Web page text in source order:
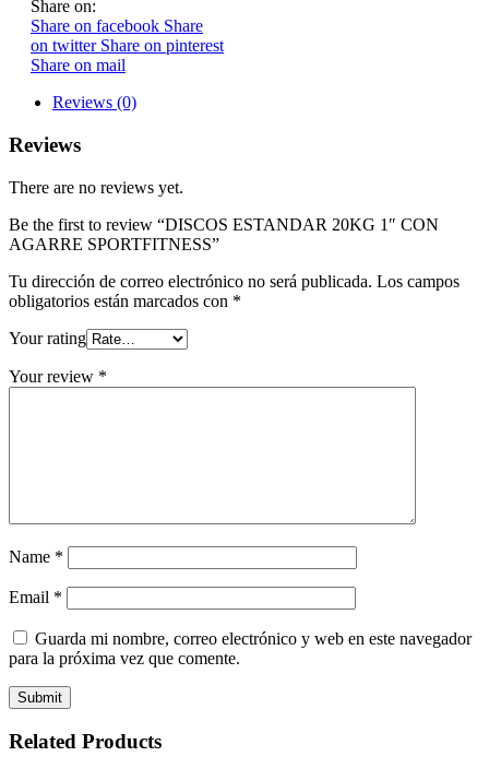
Share on:
Share on facebook Share
on twitter Share on pinterest
Share on mail
Reviews (0)
Reviews
There are no reviews yet.
Be the first to review “DISCOS ESTANDAR 20KG 1″ CON
AGARRE SPORTFITNESS”
Tu dirección de correo electrónico no será publicada. Los campos
obligatorios están marcados con *
Your rating
Your review *
Name *
Email *
Guarda mi nombre, correo electrónico y web en este navegador
para la próxima vez que comente.
Related Products